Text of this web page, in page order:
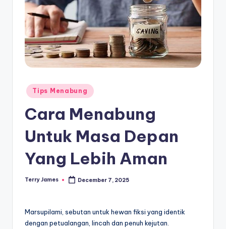
Posted
in
Tips Menabung
Cara Menabung
Untuk Masa Depan
Yang Lebih Aman
Posted
Terry James December 7, 2025
Marsupilami, sebutan untuk hewan fiksi yang identik
dengan petualangan, lincah dan penuh kejutan.